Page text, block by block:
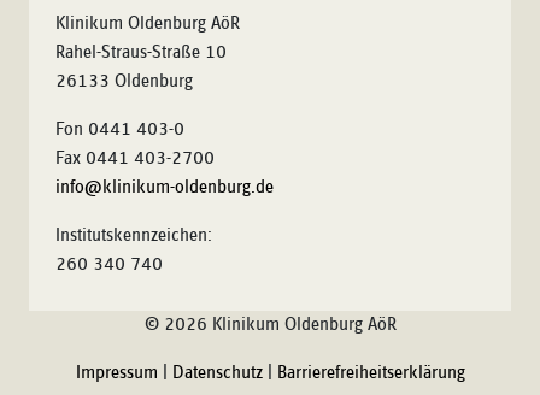
Klinikum Oldenburg AöR
Rahel-Straus-Straße 10
26133 Oldenburg
Fon 0441 403-0
Fax 0441 403-2700
info@klinikum-oldenburg.de
Institutskennzeichen:
260 340 740
© 2026 Klinikum Oldenburg AöR
Impressum Datenschutz| Barrierefreiheitserklärung